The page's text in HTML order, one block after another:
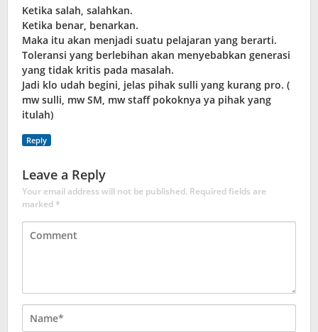
Ketika salah, salahkan.
Ketika benar, benarkan.
Maka itu akan menjadi suatu pelajaran yang berarti.
Toleransi yang berlebihan akan menyebabkan generasi
yang tidak kritis pada masalah.
Jadi klo udah begini, jelas pihak sulli yang kurang pro. (‎​
mw sulli, mw SM, mw staff pokoknya ya pihak yang
itulah)
Reply
Leave a Reply
Your email address will not be published. Required fields are
marked*